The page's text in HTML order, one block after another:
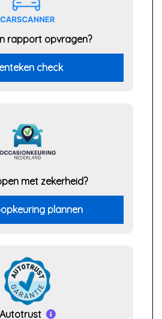
rapport opvragen?
check
met zekerheid?
plannen
Autotrust